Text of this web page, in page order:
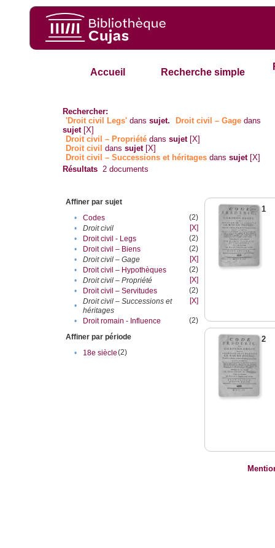
Accueil Recherche simple
Rechercher:
'Droit civil Legs' danssujet. Droit civil – Gage dans
sujet [X]
Droit civil – Propriété danssujet [X]
Droit civil danssujet [X]
Droit civil – Successions et héritages danssujet [X]
Résultats 2 documents
Affiner par sujet
•
Codes
(2)
•
Droit civil
[X]
•
Droit civil - Legs
(2)
•
Droit civil – Biens
(2)
•
Droit civil – Gage
[X]
•
Droit civil – Hypothèques
(2)
•
Droit civil – Propriété
[X]
•
Droit civil – Servitudes
(2)
•
Droit civil – Successions et
héritages
[X]
• Droit romain - Influence
(2)
Affiner par période
•
18e siècle(2)
1
2